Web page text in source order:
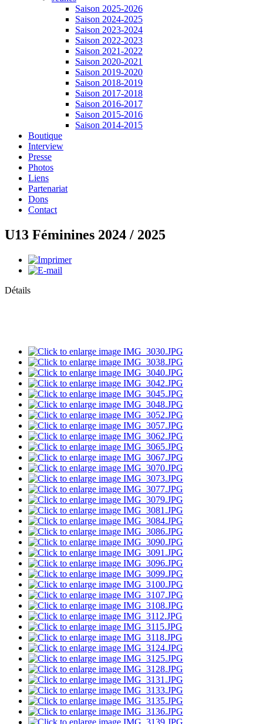
Saison 2025-2026
Saison 2024-2025
Saison 2023-2024
Saison 2022-2023
Saison 2021-2022
Saison 2020-2021
Saison 2019-2020
Saison 2018-2019
Saison 2017-2018
Saison 2016-2017
Saison 2015-2016
Saison 2014-2015
Boutique
Interview
Presse
Photos
Liens
Partenariat
Dons
Contact
U13 Féminines 2024 / 2025
Détails